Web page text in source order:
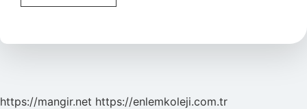
Korumak
Yapmalıyız
https://mangir.net https://enlemkoleji.com.tr